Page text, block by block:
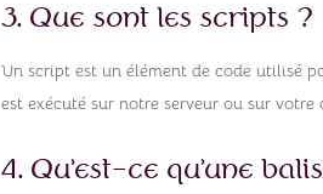
3. Que sont les scripts ?
Un script est un élément de code utilisé
est exécuté sur notre serveur ou sur votre
4. Qu’est-ce qu’une